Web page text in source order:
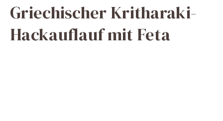
Griechischer Kritharaki-
Hackauflauf mit Feta